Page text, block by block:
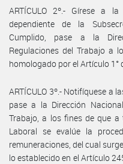
ARTÍCULO 2º.- Gírese a
dependiente de la
Cumplido, pase a la
Regulaciones del Trabajo a
homologado por el Artículo 1°
ARTÍCULO 3º.- Notifíquese a
pase a la Dirección
Trabajo, a los fines de que
Laboral se evalúe la
remuneraciones, del cual
lo establecido en el Artículo